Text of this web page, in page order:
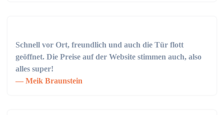
Schnell vor Ort, freundlich und auch die Tür flott
geöffnet. Die Preise auf der Website stimmen auch, also
alles super!
Meik Braunstein